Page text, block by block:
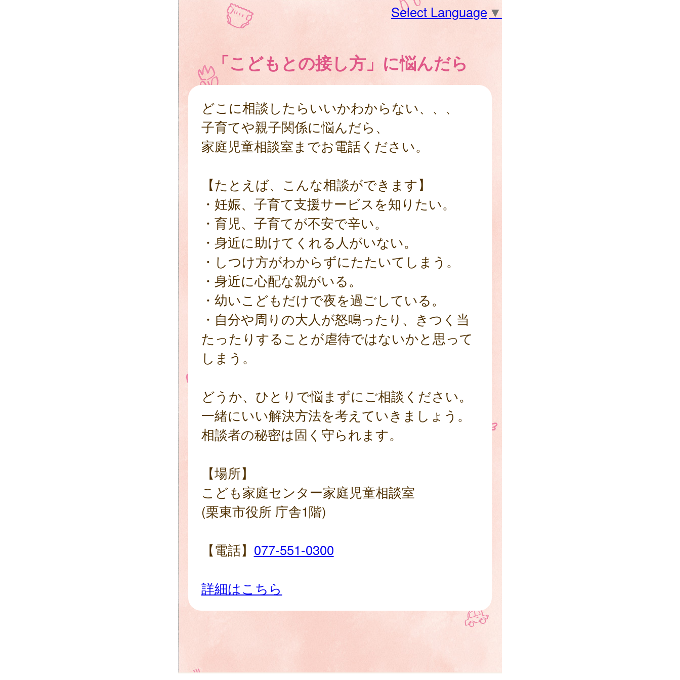
Select Language ▼
「こどもとの接し方」に悩んだら
どこに相談したらいいかわからない、、、
子育てや親子関係に悩んだら、
家庭児童相談室までお電話ください。
【たとえば、こんな相談ができます】
・妊娠、子育て支援サービスを知りたい。
・育児、子育てが不安で辛い。
・身近に助けてくれる人がいない。
・しつけ方がわからずにたたいてしまう。
・身近に心配な親がいる。
・幼いこどもだけで夜を過ごしている。
・自分や周りの大人が怒鳴ったり、きつく当
たったりすることが虐待ではないかと思って
しまう。
どうか、ひとりで悩まずにご相談ください。
一緒にいい解決方法を考えていきましょう。
相談者の秘密は固く守られます。
【場所】
こども家庭センター家庭児童相談室
(栗東市役所 庁舎1階)
【電話】 077-551-0300
詳細はこちら